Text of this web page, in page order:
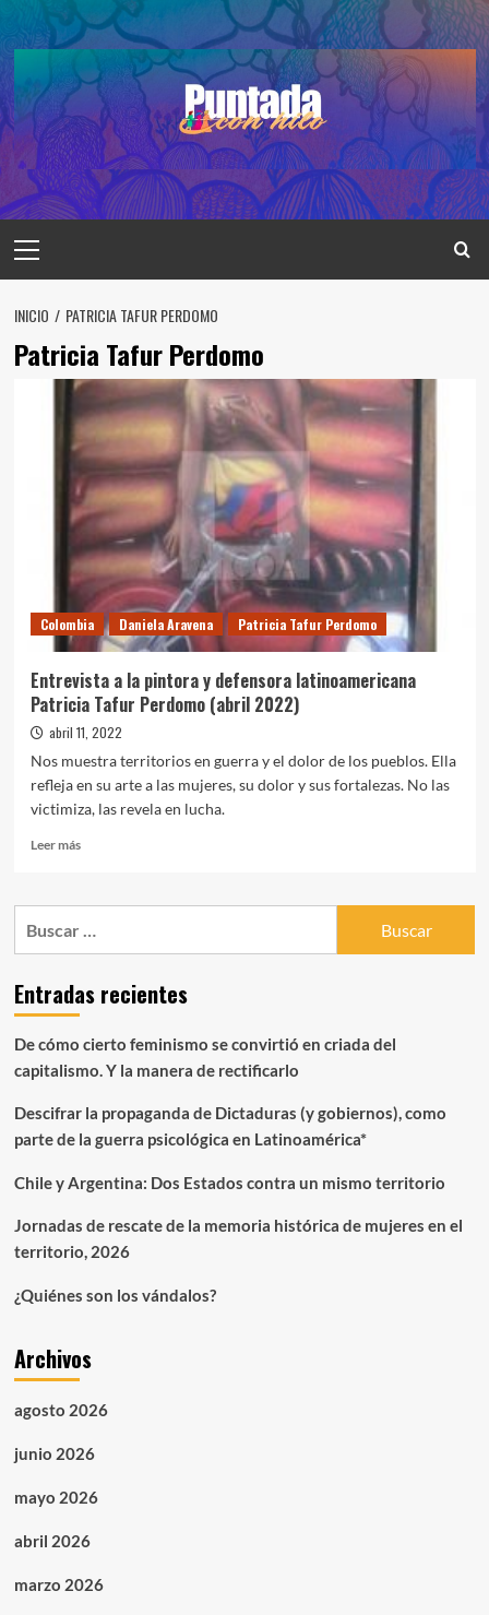
al
contenido
principal
INICIO PATRICIA TAFUR PERDOMO
Patricia Tafur Perdomo
Colombia Daniela Aravena Patricia Tafur Perdomo
Entrevista a la pintora y defensora latinoamericana
Patricia Tafur Perdomo (abril 2022)
abril 11, 2022
Nos muestra territorios en guerra y el dolor de los pueblos. Ella
refleja en su arte a las mujeres, su dolor y sus fortalezas. No las
victimiza, las revela en lucha.
Leer másLeer
Entrevista
y
defensora
Patricia
Tafur
(abril
2022)
Entradas recientes
De cómo cierto feminismo se convirtió en criada del
capitalismo. Y la manera de rectificarlo
Descifrar la propaganda de Dictaduras (y gobiernos), como
parte de la guerra psicológica en Latinoamérica*
Chile y Argentina: Dos Estados contra un mismo territorio
Jornadas de rescate de la memoria histórica de mujeres en el
territorio, 2026
¿Quiénes son los vándalos?
Archivos
agosto 2026
junio 2026
mayo 2026
abril 2026
marzo 2026